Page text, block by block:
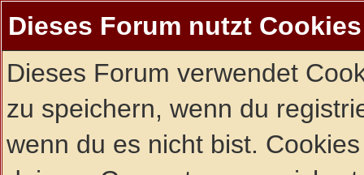
Dieses Forum nutzt Cookies
Dieses Forum verwendet
zu speichern, wenn du
wenn du es nicht bist.